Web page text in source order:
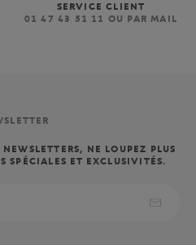
SERVICE CLIENT
01 47 43 51 11 OU PAR MAIL
NE LOUPEZ PLUS
SPÉCIALES ET EXCLUSIVITÉS.